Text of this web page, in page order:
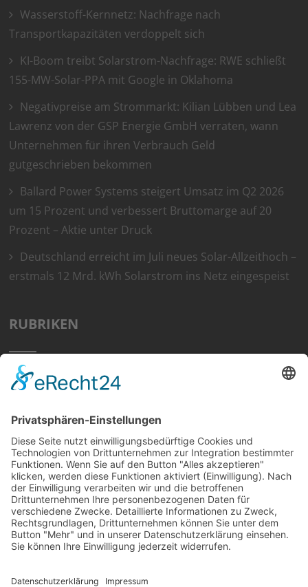
Wasserstoff-Kernnetz: Nachfrage nach
Transportkapazitäten verdoppelt sich
KI-Boom treibt Solarstrom-Nachfrage: RWE schließt
155-MW-Solar-PPA mit Google in Oklahoma
Negativpreise am Strommarkt: Kilian Lübben und Lea
Lawrenz von der GSP Energie GmbH verraten, wann
Unternehmen für ihren Verbrauch Geld
gutgeschrieben bekommen
Ballard Power Systems steigert Umsatz im Q2 2026
um 15 Prozent und verbessert Bruttomarge auf 20
Prozent – Aktie unter Druck
Deutschland erreicht im Juli neues Solar-Allzeithoch –
erstmals 12 Mrd. kWh Solarstrom ins Netz eingespeist
RUBRIKEN
Home
Tipps
Wissen
Strom Top30
F&A
News